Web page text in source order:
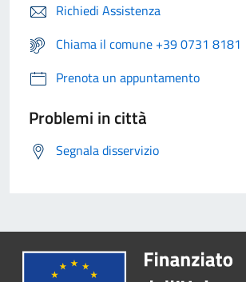
Richiedi Assistenza
Chiama il comune +39 0731 8181
Prenota un appuntamento
Problemi in città
Segnala disservizio